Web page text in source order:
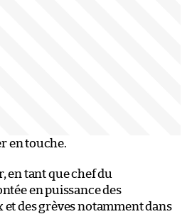
en touche.
en tant que chef du
en puissance des
des grèves notamment dans